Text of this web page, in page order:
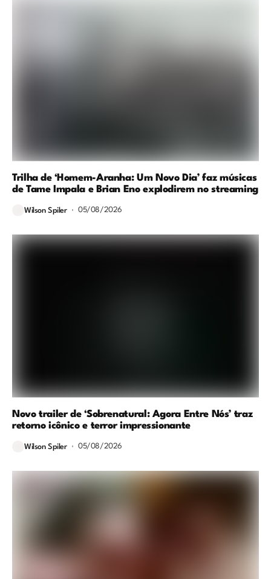
Trilha de ‘Homem-Aranha: Um Novo Dia’ faz músicas
de Tame Impala e Brian Eno explodirem no streaming
Wilson Spiler 05/08/2026
Novo trailer de ‘Sobrenatural: Agora Entre Nós’ traz
retorno icônico e terror impressionante
Wilson Spiler 05/08/2026